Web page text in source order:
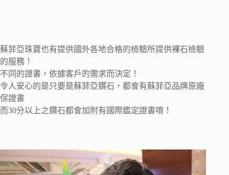
蘇菲亞珠寶也有提供國外各地合格的檢驗所提供裸石檢驗
的服務！
不同的證書，依據客戶的需求而決定！
令人安心的是只要是蘇菲亞鑽石，都會有蘇菲亞品牌原廠
保證書
而30分以上之鑽石都會加附有國際鑑定證書唷！